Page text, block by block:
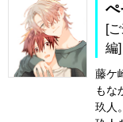
ぺ
[
編]
藤ケ
もな
玖人